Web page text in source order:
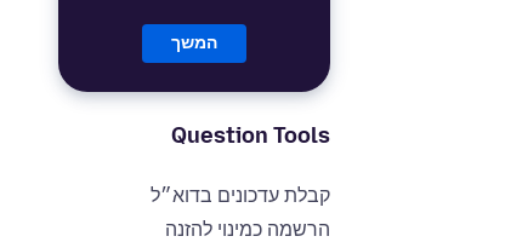
המשך
Question Tools
קבלת עדכונים בדוא״ל
הרשמה כמינוי להזנה